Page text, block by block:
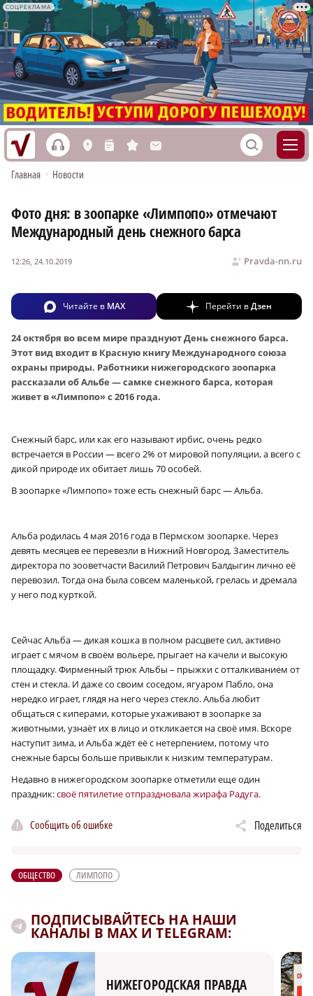
СОЦРЕКЛАМА
h L n s M S
Главная • Новости
Фото дня: в зоопарке «Лимпопо» отмечают
Международный день снежного барса
Pravda-nn.ru
12:26, 24.10.2019
Читайте в MAX Перейти вДзен
24 октября во всем мире празднуют День снежного барса.
Этот вид входит в Красную книгу Международного союза
охраны природы. Работники нижегородского зоопарка
рассказали об Альбе — самке снежного барса, которая
живет в «Лимпопо» с 2016 года.
Снежный барс, или как его называют ирбис, очень редко
встречается в России — всего 2% от мировой популяции, а всего с
дикой природе их обитает лишь 70 особей.
В зоопарке «Лимпопо» тоже есть снежный барс — Альба.
Альба родилась 4 мая 2016 года в Пермском зоопарке. Через
девять месяцев ее перевезли в Нижний Новгород. Заместитель
директора по зооветчасти Василий Петрович Балдыгин лично её
перевозил. Тогда она была совсем маленькой, грелась и дремала
у него под курткой.
Сейчас Альба — дикая кошка в полном расцвете сил, активно
играет с мячом в своём вольере, прыгает на качели и высокую
площадку. Фирменный трюк Альбы – прыжки с отталкиванием от
стен и стекла. И даже со своим соседом, ягуаром Пабло, она
нередко играет, глядя на него через стекло. Альба любит
общаться с киперами, которые ухаживают в зоопарке за
животными, узнаёт их в лицо и откликается на своё имя. Вскоре
наступит зима, и Альба ждёт её с нетерпением, потому что
снежные барсы больше привыкли к низким температурам.
Недавно в нижегородском зоопарке отметили еще один
праздник:своё пятилетие отпраздновала жирафа Радуга.
Сообщить об ошибке Поделиться
ОБЩЕСТВО ЛИМПОПО
ПОДПИСЫВАЙТЕСЬ НА НАШИ
КАНАЛЫ В MAX И TELEGRAM:
НИЖЕГОРОДСКАЯ ПРАВДА